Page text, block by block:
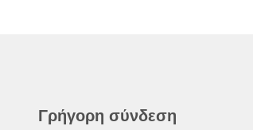
Γρήγορη σύνδεση